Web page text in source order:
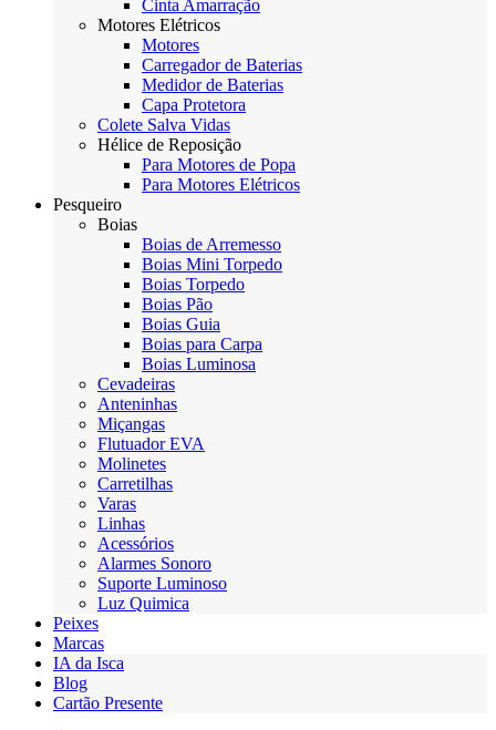
Cinta Amarração
Motores Elétricos
Motores
Carregador de Baterias
Medidor de Baterias
Capa Protetora
Colete Salva Vidas
Hélice de Reposição
Para Motores de Popa
Para Motores Elétricos
Pesqueiro
Boias
Boias de Arremesso
Boias Mini Torpedo
Boias Torpedo
Boias Pão
Boias Guia
Boias para Carpa
Boias Luminosa
Cevadeiras
Anteninhas
Miçangas
Flutuador EVA
Molinetes
Carretilhas
Varas
Linhas
Acessórios
Alarmes Sonoro
Suporte Luminoso
Luz Quimica
Peixes
Marcas
IA da Isca
Blog
Cartão Presente